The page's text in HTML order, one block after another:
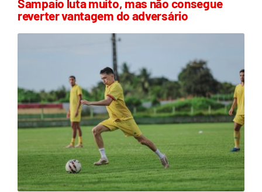
Sampaio luta muito, mas não consegue
reverter vantagem do adversário